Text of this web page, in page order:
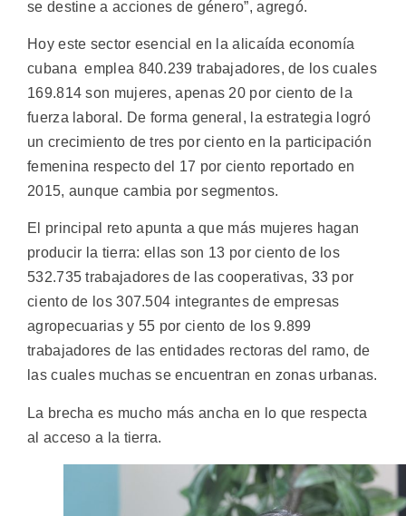
se destine a acciones de género”, agregó.
Hoy este sector esencial en la alicaída economía
cubana emplea 840.239 trabajadores, de los cuales
169.814 son mujeres, apenas 20 por ciento de la
fuerza laboral. De forma general, la estrategia logró
un crecimiento de tres por ciento en la participación
femenina respecto del 17 por ciento reportado en
2015, aunque cambia por segmentos.
El principal reto apunta a que más mujeres hagan
producir la tierra: ellas son 13 por ciento de los
532.735 trabajadores de las cooperativas, 33 por
ciento de los 307.504 integrantes de empresas
agropecuarias y 55 por ciento de los 9.899
trabajadores de las entidades rectoras del ramo, de
las cuales muchas se encuentran en zonas urbanas.
La brecha es mucho más ancha en lo que respecta
al acceso a la tierra.